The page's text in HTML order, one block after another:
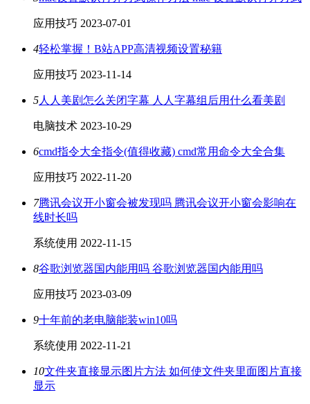
应用技巧 2023-07-01
4轻松掌握！B站APP高清视频设置秘籍
应用技巧 2023-11-14
5人人美剧怎么关闭字幕 人人字幕组后用什么看美剧
电脑技术 2023-10-29
6cmd指令大全指令(值得收藏) cmd常用命令大全合集
应用技巧 2022-11-20
7腾讯会议开小窗会被发现吗 腾讯会议开小窗会影响在
线时长吗
系统使用 2022-11-15
8谷歌浏览器国内能用吗 谷歌浏览器国内能用吗
应用技巧 2023-03-09
9十年前的老电脑能装win10吗
系统使用 2022-11-21
10文件夹直接显示图片方法 如何使文件夹里面图片直接
显示